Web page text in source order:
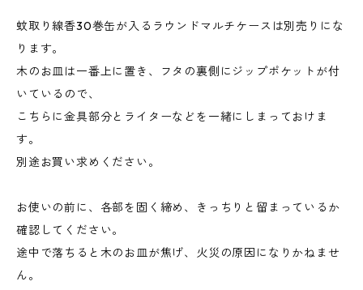
蚊取り線香30巻缶が入るラウンドマルチケースは別売りにな
ります。
木のお皿は一番上に置き、フタの裏側にジップポケットが付
いているので、
こちらに金具部分とライターなどを一緒にしまっておけま
す。
別途お買い求めください。
お使いの前に、各部を固く締め、きっちりと留まっているか
確認してください。
途中で落ちると木のお皿が焦げ、火災の原因になりかねませ
ん。